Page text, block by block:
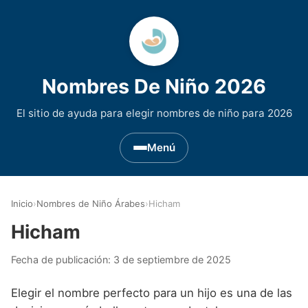
Nombres De Niño 2026
El sitio de ayuda para elegir nombres de niño para 2026
Menú
Nombres de niño que empiezan por D
Nombres de Niño Asturianos
Nombres de Niño Celtas
Inicio›Nombres de Niño Árabes›Hicham
Hicham
Fecha de publicación: 3 de septiembre de 2025
Elegir el nombre perfecto para un hijo es una de las